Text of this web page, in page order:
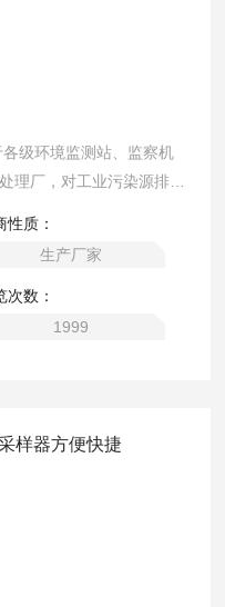
级环境监测站、监察机
理厂，对工业污染源排放
性质：
生产厂家
次数：
1999